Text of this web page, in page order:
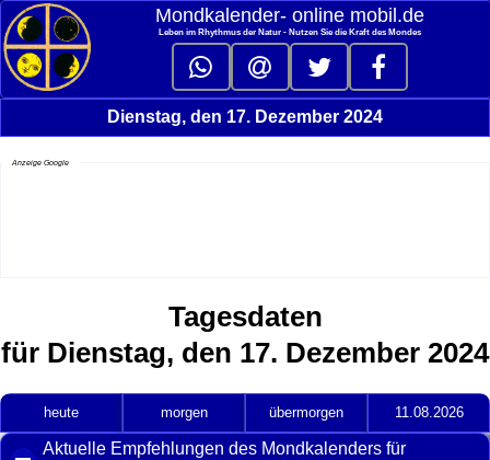
Mondkalender‑ online mobil.de
Leben im Rhythmus der Natur - Nutzen Sie die Kraft des Mondes
Dienstag, den 17. Dezember 2024
Anzeige Google
Tagesdaten
für Dienstag, den 17. Dezember 2024
heute morgen übermorgen 11.08.2026
Aktuelle Empfehlungen des Mondkalenders für